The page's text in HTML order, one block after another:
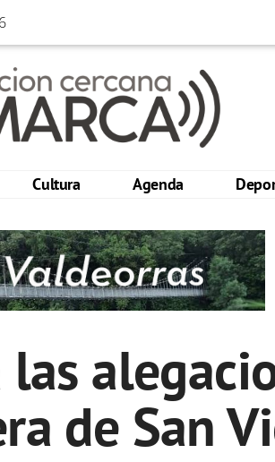
Cultura Agenda
de San